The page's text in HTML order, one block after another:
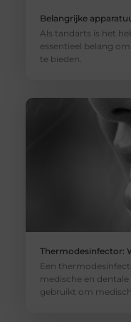
Belangrijke
Als tandarts is het
essentieel belang
te bieden.
Thermodesinfector:
Een
medische en
gebruikt om